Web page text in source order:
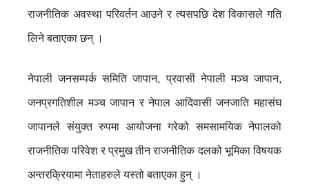
राजनीतिक अवस्था परिवर्तन आउने र त्यसपछि देश विकासले गति
लिने बताएका छन् ।
नेपाली जनसम्पर्क समिति जापान, प्रवासी नेपाली मञ्च जापान,
जनप्रगतिशील मञ्च जापान र नेपाल आदिवासी जनजाति महासंघ
जापानले संयुक्त रुपमा आयोजना गरेको समसामयिक नेपालको
राजनीतिक परिवेश र प्रमुख तीन राजनीतिक दलको भूमिका विषयक
अन्तरक्रियामा नेताहरुले यस्तो बताएका हुन् ।